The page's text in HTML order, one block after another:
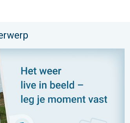
delen. Deel wat je ziet!. . .